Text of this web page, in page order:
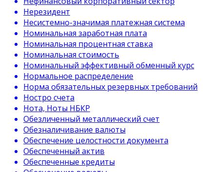
Нерезидент
Несистемно-значимая платежная система
Номинальная заработная плата
Номинальная процентная ставка
Номинальная стоимость
Номинальный эффективный обменный курс
Нормальное распределение
Норма обязательных резервных требований
Ностро счета
Нота, Ноты НБКР
Обезличенный металлический счет
Обезналичивание валюты
Обеспечение целостности документа
Обеспеченный актив
Обеспеченные кредиты